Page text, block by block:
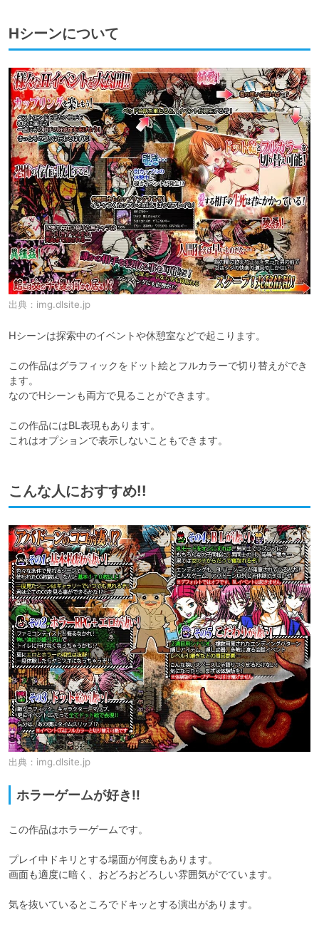
Hシーンについて
出典： img.dlsite.jp
Hシーンは探索中のイベントや休憩室などで起こります。
この作品はグラフィックをドット絵とフルカラーで切り替えができ
ます。
なのでHシーンも両方で見ることができます。
この作品にはBL表現もあります。
これはオプションで表示しないこともできます。
こんな人におすすめ!!
出典： img.dlsite.jp
ホラーゲームが好き!!
この作品はホラーゲームです。
プレイ中ドキリとする場面が何度もあります。
画面も適度に暗く、おどろおどろしい雰囲気がでています。
気を抜いているところでドキッとする演出があります。